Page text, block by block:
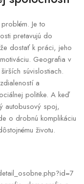
Je to
pretavujú do
dostať k práci, jeho
Geografia v
súvislostiach.
a
politike. A keď
autobusový spoj,
o drobnú komplikáciu
životu.